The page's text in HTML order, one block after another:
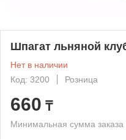
Шпагат льняной
Нет в наличии
Код: 3200
Розница
660 ₸
Минимальная сумма